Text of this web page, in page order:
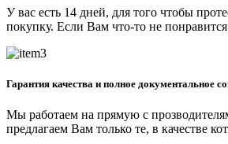
У вас есть 14 дней, для того чтобы
покупку. Если Вам что-то не
Гарантия качества и полное документальное
Мы работаем на прямую с
предлагаем Вам только те, в качестве